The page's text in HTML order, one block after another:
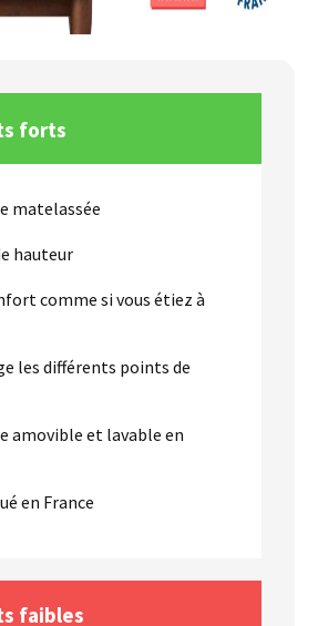
forts
matelassée
hauteur
comme si vous étiez à
les différents points de
amovible et lavable en
en France
faibles